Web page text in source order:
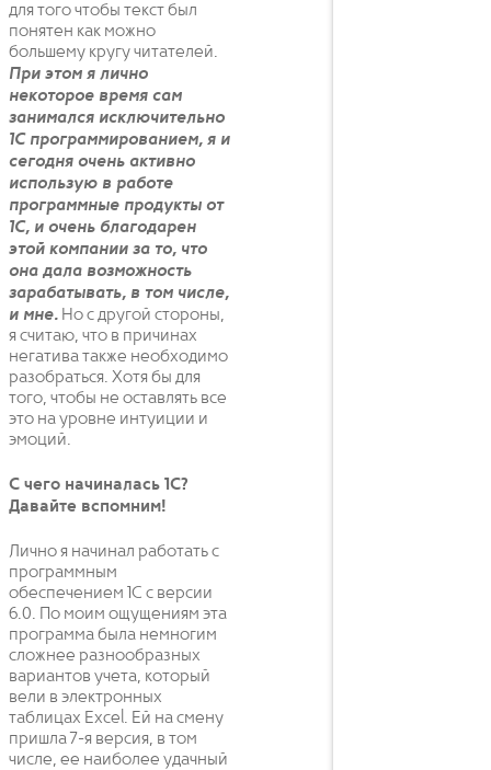
для того чтобы текст был
понятен как можно
большему кругу читателей.
При этом я лично
некоторое время сам
занимался исключительно
1С программированием, я и
сегодня очень активно
использую в работе
программные продукты от
1С, и очень благодарен
этой компании за то, что
она дала возможность
зарабатывать, в том числе,
и мне. Но с другой стороны,
я считаю, что в причинах
негатива также необходимо
разобраться. Хотя бы для
того, чтобы не оставлять все
это на уровне интуиции и
эмоций.
С чего начиналась 1С?
Давайте вспомним!
Лично я начинал работать с
программным
обеспечением 1С с версии
6.0. По моим ощущениям эта
программа была немногим
сложнее разнообразных
вариантов учета, который
вели в электронных
таблицах Excel. Ей на смену
пришла 7-я версия, в том
числе, ее наиболее удачный